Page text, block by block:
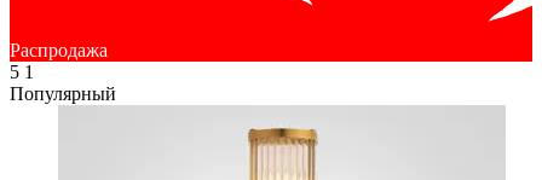
Распродажа
5 1
Популярный